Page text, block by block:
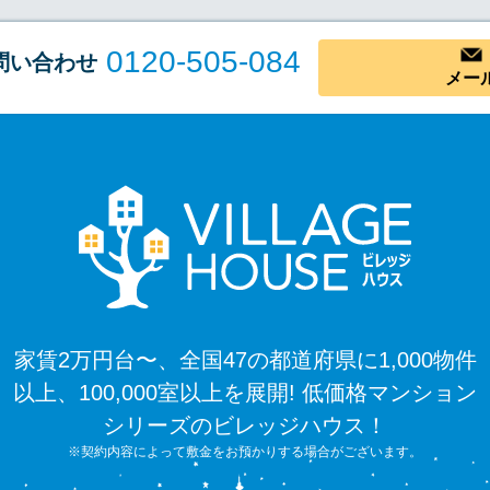
い合わせ 0120-505-084 メー
家賃2万円台〜、全国47の都道府県に1,000物件
以上、100,000室以上を展開! 低価格マンション
シリーズのビレッジハウス！
※契約内容によって敷金をお預かりする場合がございます。